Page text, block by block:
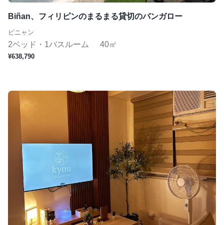
Biñan、フィリピンのまるまる貸切のバンガロー
ビニャン
2ベッド・1バスルーム 40㎡
¥638,790